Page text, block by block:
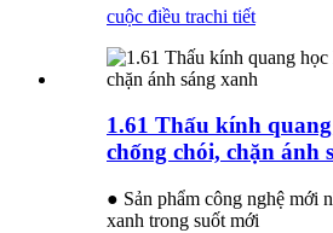
cuộc điều trachi tiết
1.61 Thấu kính
chống chói, chặn ánh
● Sản phẩm công nghệ mới
xanh trong suốt mới